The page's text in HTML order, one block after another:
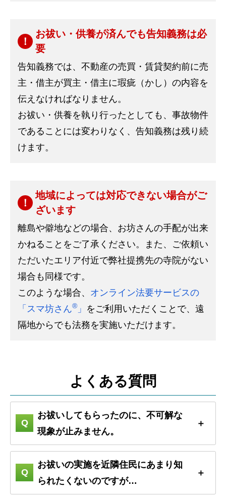
お祓い・供養が済んでも告知義務は必
要
告知義務では、不動産の売買・賃貸契約前に売
主・借主が買主・借主に瑕疵（かし）の内容を
伝えなければなりません。
お祓い・供養を執り行ったとしても、事故物件
であることには変わりなく、告知義務は残り続
けます。
地域によっては対応できない場合がご
ざいます
離島や僻地などの場合、お坊さんの手配が出来
かねることをご了承ください。また、ご依頼い
ただいたエリア付近で弊社提携先の寺院がない
場合も同様です。
このような場合、 オンライン法要サービスの
「スマ坊さん® 」 をご利用いただくことで、遠
隔地からでも法務を実施いただけます。
よくある質問
お祓いしてもらったのに、不可解な
現象が止みません。
お祓いの実施を近隣住民にあまり知
られたくないのですが…